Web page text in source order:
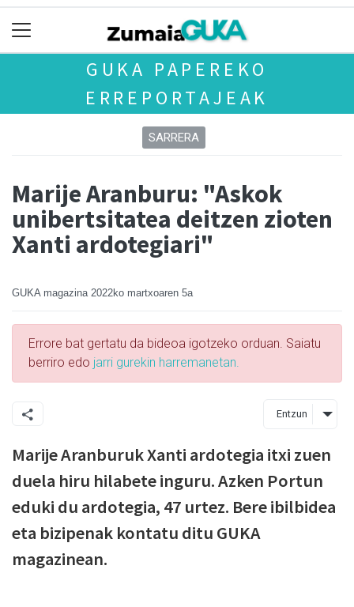
GUKA PAPEREKO
ERREPORTAJEAK
SARRERA
Marije Aranburu: "Askok
unibertsitatea deitzen zioten
Xanti ardotegiari"
GUKA magazina 2022ko martxoaren 5a
Errore bat gertatu da bideoa igotzeko orduan. Saiatu
berriro edo jarri gurekin harremanetan.
Entzun
Marije Aranburuk Xanti ardotegia itxi zuen
duela hiru hilabete inguru. Azken Portun
eduki du ardotegia, 47 urtez. Bere ibilbidea
eta bizipenak kontatu ditu GUKA
magazinean.